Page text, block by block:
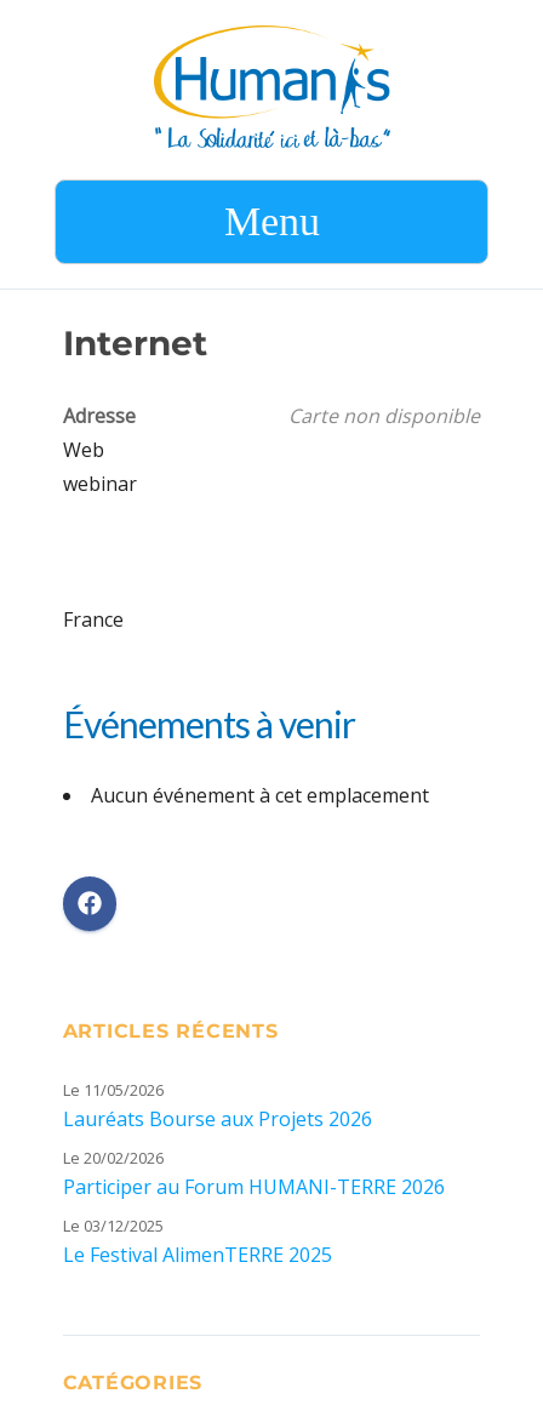
Menu
Internet
Carte non disponible
Adresse
Web
webinar
France
Événements à venir
Aucun événement à cet emplacement
ARTICLES RÉCENTS
Le 11/05/2026
Lauréats Bourse aux Projets 2026
Le 20/02/2026
Participer au Forum HUMANI-TERRE 2026
Le 03/12/2025
Le Festival AlimenTERRE 2025
CATÉGORIES